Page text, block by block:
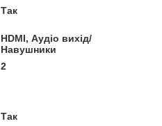
Так
HDMI, Аудіо вихід/
Навушники
2
Так